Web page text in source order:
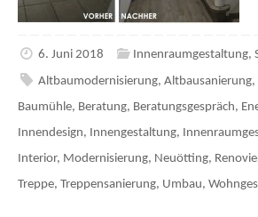
6. Juni 2018 Innenraumgestaltung,
Altbaumodernisierung,Altbausanierung,
Baumühle, Beratung, Beratungsgespräch,
Innendesign, Innengestaltung,
Interior, Modernisierung, Neuötting,
Treppe, Treppensanierung, Umbau,